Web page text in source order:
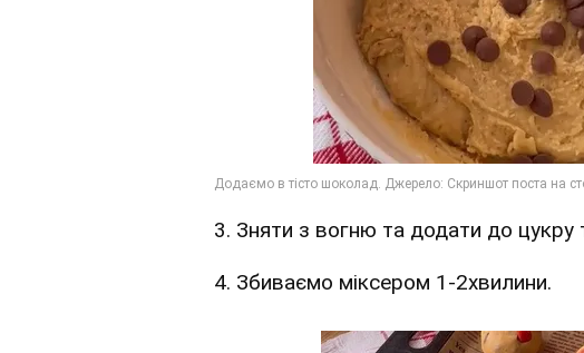
3. Зняти з вогню та додати до цукру
4. Збиваємо міксером 1-2хвилини.